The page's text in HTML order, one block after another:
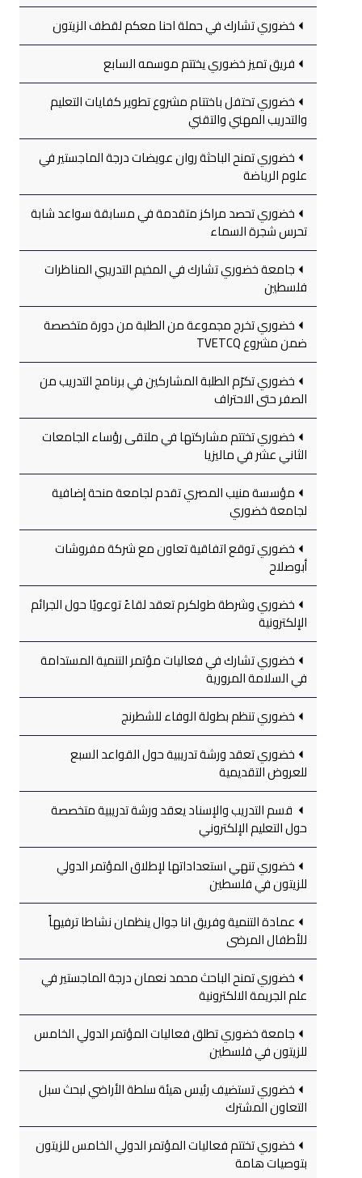
خضوري تشارك في حملة احنا معكم لقطف الزيتون
فريق تميز خضوري يختتم موسمه السابع
خضوري تحتفل باختتام مشروع تطوير كفايات التعليم
والتدريب المهني والتقني
خضوري تمنح الباحثة روان عويضات درجة الماجستير في
علوم الرياضة
خضوري تحصد مراكز متقدمة في مسابقة سواعد شابة
تحرس شجرة السماء
جامعة خضوري تشارك في المخيم التدريبي المناظرات
فلسطين
خضوري تخرج مجموعة من الطلبة من دورة متخصصة
ضمن مشروع TVETCQ
خضوري تكرّم الطلبة المشاركين في برنامج التدريب من
الصفر حتى الاحتراف
خضوري تختتم مشاركتها في ملتقى رؤساء الجامعات
الثاني عشر في ماليزيا
مؤسسة منيب المصري تقدم لجامعة منحة إضافية
لجامعة خضوري
خضوري توقع اتفاقية تعاون مع شركة مفروشات
أبوصلاح
خضوري وشرطة طولكرم تعقد لقاءً توعويًا حول الجرائم
الإلكترونية
خضوري تشارك في فعاليات مؤتمر التنمية المستدامة
في السلامة المرورية
خضوري تنظم بطولة الوفاء للشطرنج
خضوري تعقد ورشة تدريبية حول القواعد السبع
للعروض التقديمية
قسم التدريب والإسناد يعقد ورشة تدريبية متخصصة
حول التعليم الإلكتروني
خضوري تنهي استعداداتها لإطلاق المؤتمر الدولي
للزيتون في فلسطين
عمادة التنمية وفريق انا جوال ينظمان نشاطا ترفيهاً
للأطفال المرضى
خضوري تمنح الباحث محمد نعمان درجة الماجستير في
علم الجريمة الالكترونية
جامعة خضوري تطلق فعاليات المؤتمر الدولي الخامس
للزيتون في فلسطين
خضوري تستضيف رئيس هيئة سلطة الأراضي لبحث سبل
التعاون المشترك
خضوري تختتم فعاليات المؤتمر الدولي الخامس للزيتون
بتوصيات هامة